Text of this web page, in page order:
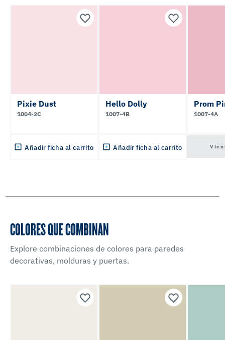
Pixie Dust
1004-2C
Añadir ficha al carrito
Hello Dolly
1007-4B
Añadir ficha al carrito
Prom
1007-4A
COLORES QUE COMBINAN
Explore combinaciones de colores para paredes
decorativas, molduras y puertas.